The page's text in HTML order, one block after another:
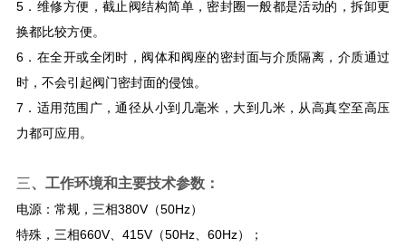
5．维修方便，截止阀结构简单，密封圈一般都是活动的，拆卸更
换都比较方便。
6．在全开或全闭时，阀体和阀座的密封面与介质隔离，介质通过
时，不会引起阀门密封面的侵蚀。
7．适用范围广，通径从小到几毫米，大到几米，从高真空至高压
力都可应用。
三、工作环境和主要技术参数：
电源：常规，三相380V（50Hz）
特殊，三相660V、415V（50Hz、60Hz）；